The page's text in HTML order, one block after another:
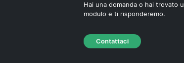
Hai una domanda o hai trovato
modulo e ti risponderemo.
Contattaci